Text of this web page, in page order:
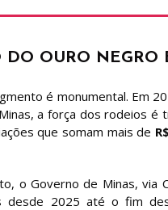
DO OURO NEGRO
é monumental. Em
a força dos rodeios é
que somam mais de
o Governo de Minas, via
desde 2025 até o fim